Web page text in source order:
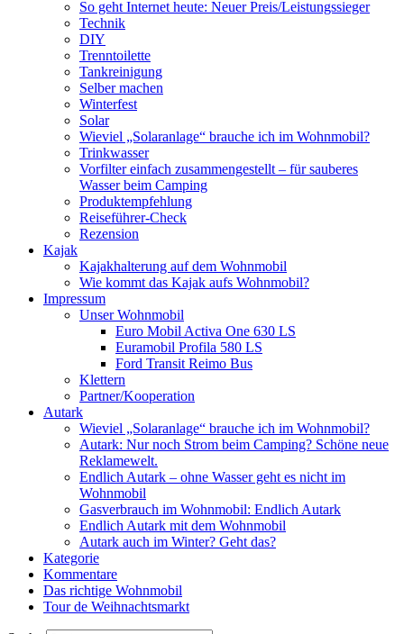
So geht Internet heute: Neuer Preis/Leistungssieger
Technik
DIY
Trenntoilette
Tankreinigung
Selber machen
Winterfest
Solar
Wieviel „Solaranlage“ brauche ich im Wohnmobil?
Trinkwasser
Vorfilter einfach zusammengestellt – für sauberes
Wasser beim Camping
Produktempfehlung
Reiseführer-Check
Rezension
Kajak
Kajakhalterung auf dem Wohnmobil
Wie kommt das Kajak aufs Wohnmobil?
Impressum
Unser Wohnmobil
Euro Mobil Activa One 630 LS
Euramobil Profila 580 LS
Ford Transit Reimo Bus
Klettern
Partner/Kooperation
Autark
Wieviel „Solaranlage“ brauche ich im Wohnmobil?
Autark: Nur noch Strom beim Camping? Schöne neue
Reklamewelt.
Endlich Autark – ohne Wasser geht es nicht im
Wohnmobil
Gasverbrauch im Wohnmobil: Endlich Autark
Endlich Autark mit dem Wohnmobil
Autark auch im Winter? Geht das?
Kategorie
Kommentare
Das richtige Wohnmobil
Tour de Weihnachtsmarkt